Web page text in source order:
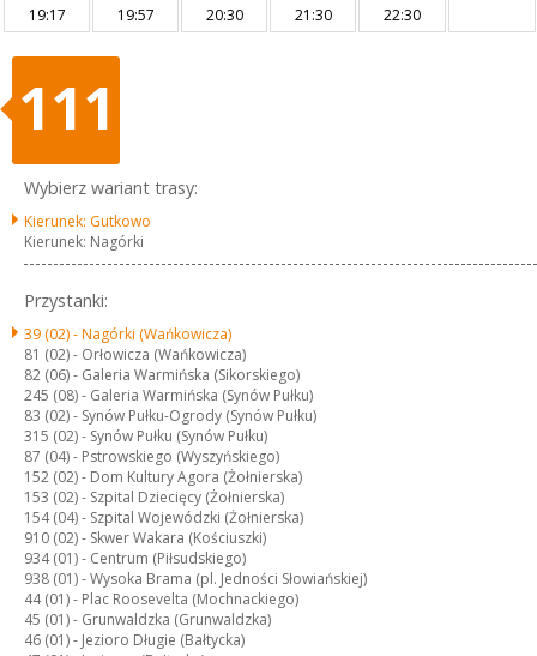
19:17
19:57 20:30 21:30 22:30
111
Wybierz wariant trasy:
Kierunek: Gutkowo
Kierunek: Nagórki
Przystanki:
39 (02) -Nagórki (Wańkowicza)
81 (02) - Orłowicza (Wańkowicza)
82 (06) - Galeria Warmińska (Sikorskiego)
245 (08) - Galeria Warmińska (Synów Pułku)
83 (02) - Synów Pułku-Ogrody (Synów Pułku)
315 (02) - Synów Pułku (Synów Pułku)
87 (04) - Pstrowskiego (Wyszyńskiego)
152 (02) - Dom Kultury Agora (Żołnierska)
153 (02) - Szpital Dziecięcy (Żołnierska)
154 (04) - Szpital Wojewódzki (Żołnierska)
910 (02) - Skwer Wakara (Kościuszki)
934 (01) - Centrum (Piłsudskiego)
938 (01) -Wysoka Brama (pl. Jedności Słowiańskiej)
44 (01) - Plac Roosevelta (Mochnackiego)
45 (01) - Grunwaldzka (Grunwaldzka)
46 (01) - Jezioro Długie (Bałtycka)